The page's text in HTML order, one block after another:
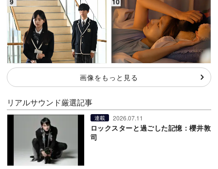
画像をもっと見る
リアルサウンド厳選記事
連載 2026.07.11
ロックスターと過ごした記憶：櫻井敦
司